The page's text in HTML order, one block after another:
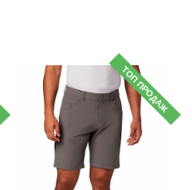
ТОП ПРОДАЖ